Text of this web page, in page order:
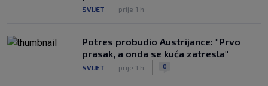
SVIJET prije 1 h
Potres probudio Austrijance: "Prvo
prasak, a onda se kuća zatresla"
SVIJET prije 1 h 0